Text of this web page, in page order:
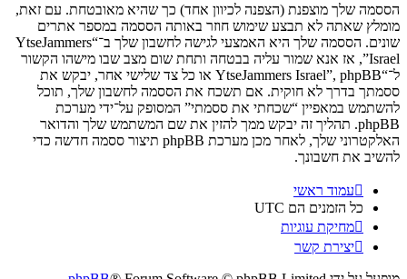
הססמה שלך מוצפנת (הצפנה לכיוון אחד) כך שהיא מאובטחת. עם זאת,
מומלץ שאתה לא תבצע שימוש חוזר באותה הססמה במספר אתרים
שונים. הססמה שלך היא האמצעי לגישה לחשבון שלך ב־“YtseJammers
Israel”, אז אנא שמור עליה בבטחה ותחת שום מצב שבו מישהו הקשור
ל־“YtseJammers Israel”, phpBB או כל צד שלישי אחר, יבקש את
ססמתך בדרך לא חוקית. אם תשכח את הססמה לחשבון שלך, תוכל
להשתמש במאפיין “שכחתי את ססמתי” המסופק על־ידי מערכת
phpBB. תהליך זה יבקש ממך להזין את שם המשתמש שלך והדואר
האלקטרוני שלך, לאחר מכן מערכת phpBB תיצור ססמה חדשה כדי
להשיב את חשבונך.
עמוד ראשי
כל הזמנים הם UTC
מחיקת עוגיות
יצירת קשר